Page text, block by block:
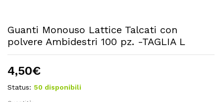
Guanti Monouso Lattice Talcati con
polvere Ambidestri 100 pz. -TAGLIA L
4,50€
Status: 50 disponibili